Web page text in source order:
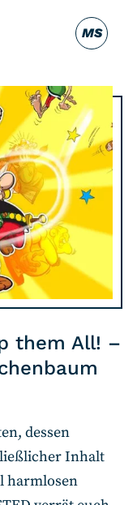
MS
them All! –
dessen
Inhalt
harmlosen